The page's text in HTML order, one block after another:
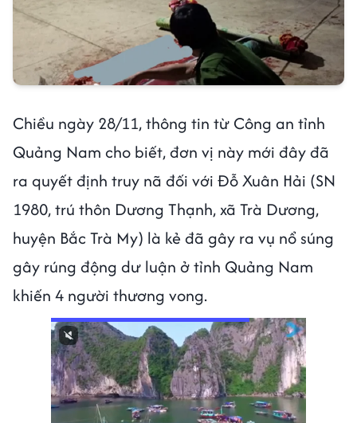
Chiều ngày 28/11, thông tin từ Công an tỉnh
Quảng Nam cho biết, đơn vị này mới đây đã
ra quyết định truy nã đối với Đỗ Xuân Hải (SN
1980, trú thôn Dương Thạnh, xã Trà Dương,
huyện Bắc Trà My) là kẻ đã gây ra vụ nổ súng
gây rúng động dư luận ở tỉnh Quảng Nam
khiến 4 người thương vong.